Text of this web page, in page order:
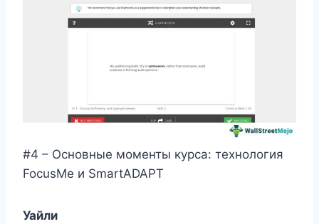
#4 – Основные моменты курса: технология
FocusMe и SmartADAPT
Уайли